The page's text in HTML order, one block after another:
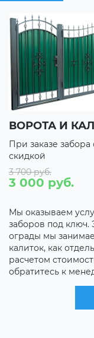
ВОРОТА И
При заказе забора
скидкой
3 700 руб.
3 000 руб.
Мы оказываем
заборов под ключ.
ограды мы
калиток, как
расчетом
обратитесь к